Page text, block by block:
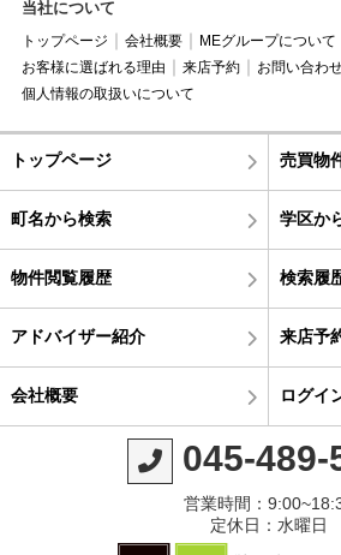
当社について
トップページ 会社概要 MEグループについて
お客様に選ばれる理由
来店予約
お問い合わ
個人情報の取扱いについて
トップページ 売買物
町名から検索 学区か
物件閲覧履歴 検索履
アドバイザー紹介 来店予
会社概要 ログイ
045-489-
営業時間：
定休日：水曜日